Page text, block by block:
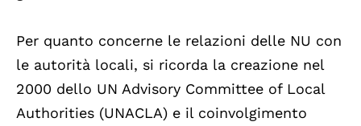
Per quanto concerne le relazioni delle NU con
le autorità locali, si ricorda la creazione nel
2000 dello UN Advisory Committee of Local
Authorities (UNACLA) e il coinvolgimento